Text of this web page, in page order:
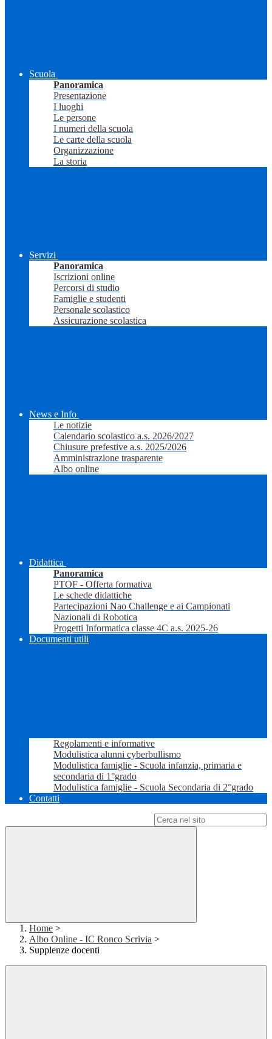
Scuola
Panoramica
Presentazione
I luoghi
Le persone
I numeri della scuola
Le carte della scuola
Organizzazione
La storia
Servizi
Panoramica
Iscrizioni online
Percorsi di studio
Famiglie e studenti
Personale scolastico
Assicurazione scolastica
News e Info
Le notizie
Calendario scolastico a.s. 2026/2027
Chiusure prefestive a.s. 2025/2026
Amministrazione trasparente
Albo online
Didattica
Panoramica
PTOF - Offerta formativa
Le schede didattiche
Partecipazioni Nao Challenge e ai Campionati
Nazionali di Robotica
Progetti Informatica classe 4C a.s. 2025-26
Documenti utili
Regolamenti e informative
Modulistica alunni cyberbullismo
Modulistica famiglie - Scuola infanzia, primaria e
secondaria di 1°grado
Modulistica famiglie - Scuola Secondaria di 2°grado
Contatti
Home >
Albo Online - IC Ronco Scrivia >
Supplenze docenti